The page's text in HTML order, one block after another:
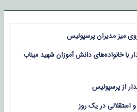
میز مدیران پرسپولیس
با خانواده‌های دانش آموزان شهید میناب
از پرسپولیس